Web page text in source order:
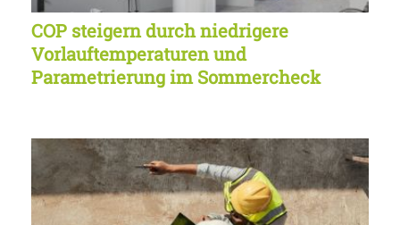
COP steigern durch niedrigere
Vorlauftemperaturen und
Parametrierung im Sommercheck